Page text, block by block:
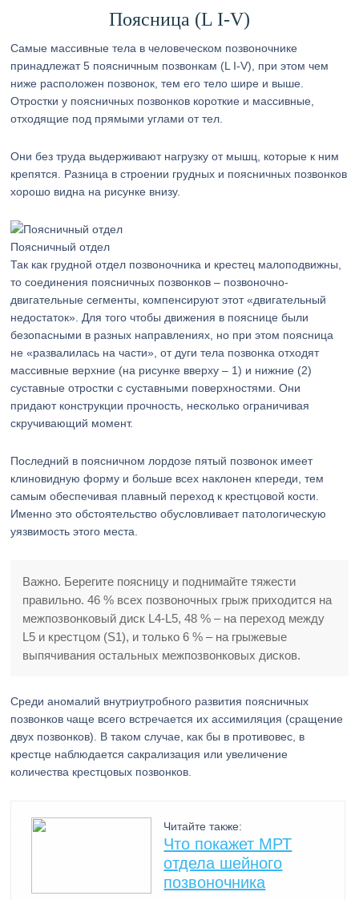
Поясница (L I-V)
Самые массивные тела в человеческом позвоночнике
принадлежат 5 поясничным позвонкам (L I-V), при этом чем
ниже расположен позвонок, тем его тело шире и выше.
Отростки у поясничных позвонков короткие и массивные,
отходящие под прямыми углами от тел.
Они без труда выдерживают нагрузку от мышц, которые к ним
крепятся. Разница в строении грудных и поясничных позвонков
хорошо видна на рисунке внизу.
Поясничный отдел
Так как грудной отдел позвоночника и крестец малоподвижны,
то соединения поясничных позвонков – позвоночно-
двигательные сегменты, компенсируют этот «двигательный
недостаток». Для того чтобы движения в пояснице были
безопасными в разных направлениях, но при этом поясница
не «развалилась на части», от дуги тела позвонка отходят
массивные верхние (на рисунке вверху – 1) и нижние (2)
суставные отростки с суставными поверхностями. Они
придают конструкции прочность, несколько ограничивая
скручивающий момент.
Последний в поясничном лордозе пятый позвонок имеет
клиновидную форму и больше всех наклонен кпереди, тем
самым обеспечивая плавный переход к крестцовой кости.
Именно это обстоятельство обусловливает патологическую
уязвимость этого места.
Важно. Берегите поясницу и поднимайте тяжести
правильно. 46 % всех позвоночных грыж приходится на
межпозвонковый диск L4-L5, 48 % – на переход между
L5 и крестцом (S1), и только 6 % – на грыжевые
выпячивания остальных межпозвонковых дисков.
Среди аномалий внутриутробного развития поясничных
позвонков чаще всего встречается их ассимиляция (сращение
двух позвонков). В таком случае, как бы в противовес, в
крестце наблюдается сакрализация или увеличение
количества крестцовых позвонков.
Читайте также:
Что покажет МРТ
отдела шейного
позвоночника